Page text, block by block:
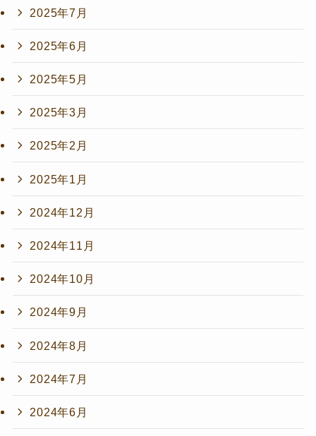
2025年7月
2025年6月
2025年5月
2025年3月
2025年2月
2025年1月
2024年12月
2024年11月
2024年10月
2024年9月
2024年8月
2024年7月
2024年6月